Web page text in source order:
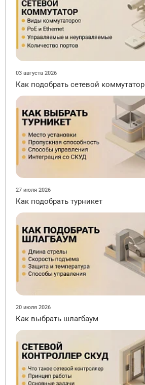
03 августа 2026
Как подобрать сетевой коммутатор
27 июля 2026
Как подобрать турникет
20 июля 2026
Как выбрать шлагбаум